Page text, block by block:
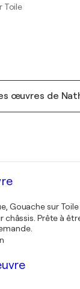
Toile
œuvres de
Gouache sur Toile
châssis. Prête à